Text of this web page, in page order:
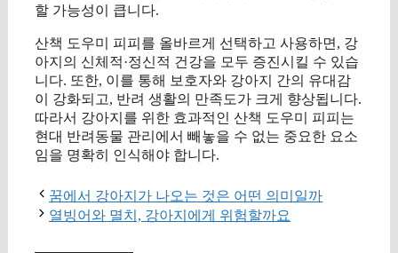
할 가능성이 큽니다.
산책 도우미 피피를 올바르게 선택하고 사용하면, 강
아지의 신체적·정신적 건강을 모두 증진시킬 수 있습
니다. 또한, 이를 통해 보호자와 강아지 간의 유대감
이 강화되고, 반려 생활의 만족도가 크게 향상됩니다.
따라서 강아지를 위한 효과적인 산책 도우미 피피는
현대 반려동물 관리에서 빼놓을 수 없는 중요한 요소
임을 명확히 인식해야 합니다.
꿈에서 강아지가 나오는 것은 어떤 의미일까
열빙어와 멸치, 강아지에게 위험할까요